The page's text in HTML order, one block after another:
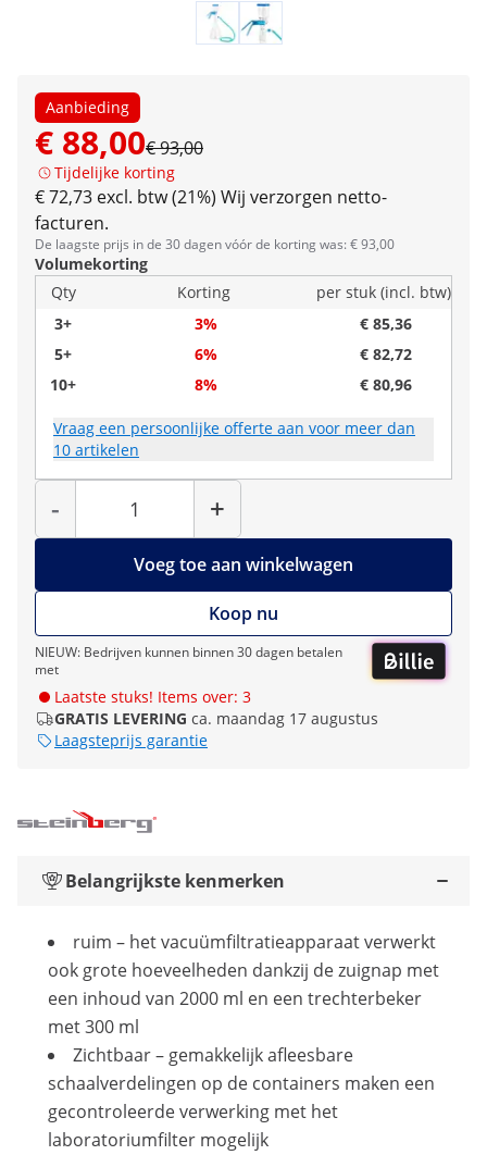
Aanbieding
€ 88,00€ 93,00
Tijdelijke korting
€ 72,73 excl. btw (21%) Wij verzorgen netto-
facturen.
De laagste prijs in de 30 dagen vóór de korting was: € 93,00
Volumekorting
Qty
Korting
per stuk (incl. btw)
3+
3%
€ 85,36
5+
6%
€ 82,72
10+
8% € 80,96
Vraag een persoonlijke offerte aan voor meer dan
10 artikelen
-
Hoeveelheid
+
Voeg toe aan winkelwagen
Koop nu
NIEUW: Bedrijven kunnen binnen 30 dagen betalen
met
Laatste stuks! Items over: 3
GRATIS LEVERING ca. maandag 17 augustus
Laagsteprijs garantie
Belangrijkste kenmerken
ruim – het vacuümfiltratieapparaat verwerkt
ook grote hoeveelheden dankzij de zuignap met
een inhoud van 2000 ml en een trechterbeker
met 300 ml
Zichtbaar – gemakkelijk afleesbare
schaalverdelingen op de containers maken een
gecontroleerde verwerking met het
laboratoriumfilter mogelijk